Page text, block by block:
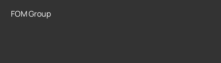
FOM Group